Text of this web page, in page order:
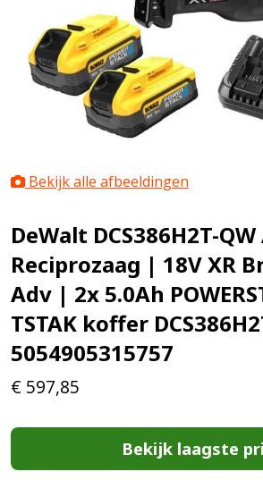
Bekijk alle afbeeldingen
DeWalt DCS386H2T-QW
Reciprozaag | 18V XR
Adv | 2x 5.0Ah
TSTAK koffer
5054905315757
€ 597,85
Bekijk laagste